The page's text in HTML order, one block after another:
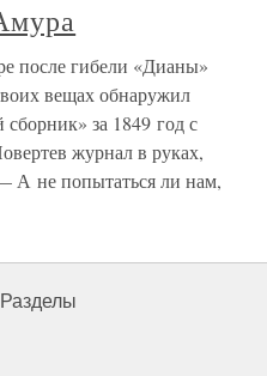
после гибели «Дианы»
вещах обнаружил
за 1849 год с
журнал в руках,
А не попытаться ли нам,
Разделы